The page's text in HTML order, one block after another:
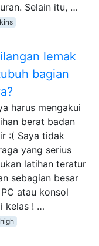
Selain itu, …
lemak
bagian
harus mengakui
berat badan
:( Saya tidak
yang serius
latihan teratur
sebagian besar
atau konsol
kelas ! …